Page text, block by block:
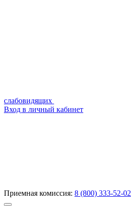
слабовидящих
Вход в личный кабинет
Приемная комиссия: 8 (800) 333-52-02